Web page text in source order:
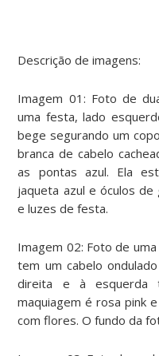
Descrição de imagens:
Imagem 01: Foto de
uma festa, lado
bege segurando um
branca de cabelo
as pontas azul. Ela
jaqueta azul e óculos de
e luzes de festa.
Imagem 02: Foto de
tem um cabelo
direita e à esquerda
maquiagem é rosa pink
com flores. O fundo da